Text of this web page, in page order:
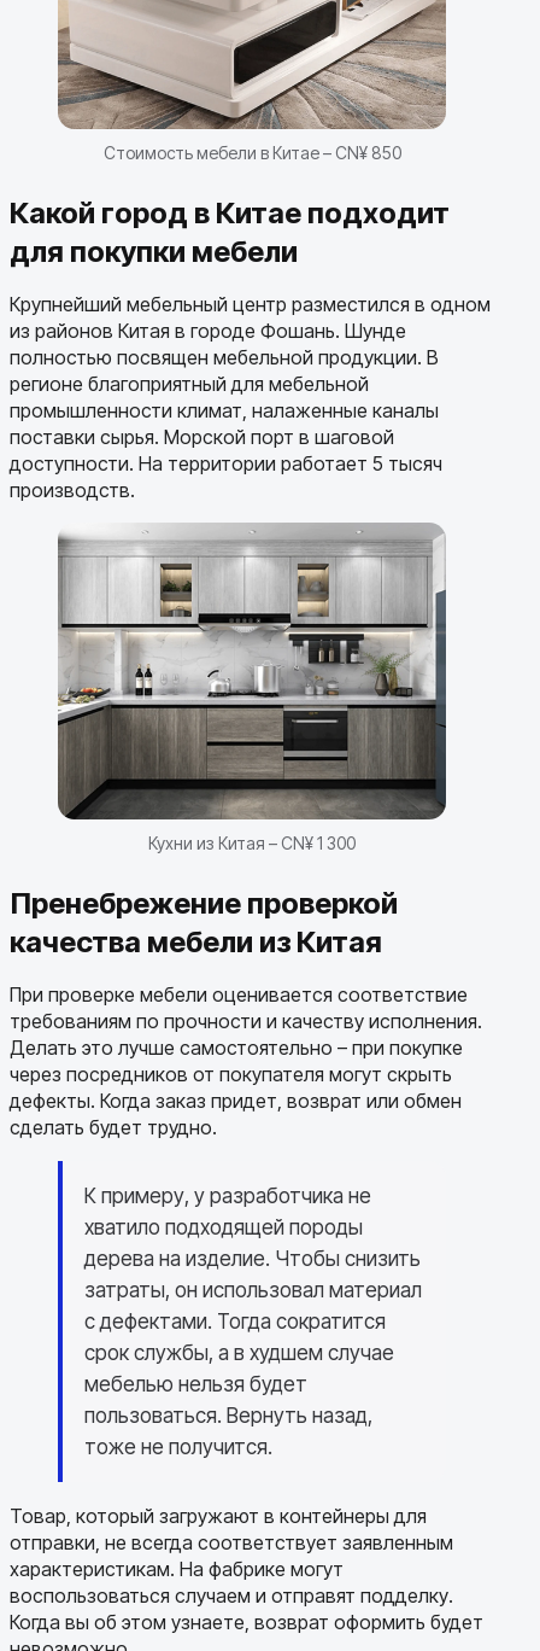
Стоимость мебели в Китае – CN¥ 850
Какой город в Китае подходит
для покупки мебели
Крупнейший мебельный центр разместился в одном
из районов Китая в городе Фошань. Шунде
полностью посвящен мебельной продукции. В
регионе благоприятный для мебельной
промышленности климат, налаженные каналы
поставки сырья. Морской порт в шаговой
доступности. На территории работает 5 тысяч
производств.
Кухни из Китая – CN¥ 1 300
Пренебрежение проверкой
качества мебели из Китая
При проверке мебели оценивается соответствие
требованиям по прочности и качеству исполнения.
Делать это лучше самостоятельно – при покупке
через посредников от покупателя могут скрыть
дефекты. Когда заказ придет, возврат или обмен
сделать будет трудно.
К примеру, у разработчика не
хватило подходящей породы
дерева на изделие. Чтобы снизить
затраты, он использовал материал
с дефектами. Тогда сократится
срок службы, а в худшем случае
мебелью нельзя будет
пользоваться. Вернуть назад,
тоже не получится.
Товар, который загружают в контейнеры для
отправки, не всегда соответствует заявленным
характеристикам. На фабрике могут
воспользоваться случаем и отправят подделку.
Когда вы об этом узнаете, возврат оформить будет